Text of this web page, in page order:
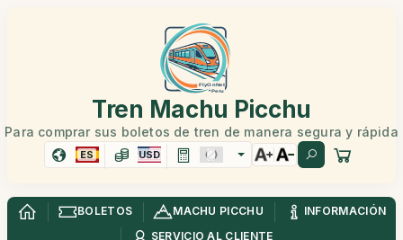
Tren Machu Picchu
Para comprar sus boletos de tren de manera segura y rápida
ES USD
BOLETOS MACHU PICCHU
INFORMACIÓN
SERVICIO AL CLIENTE